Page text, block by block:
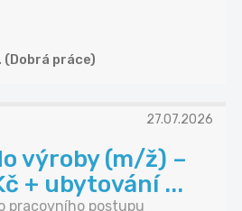
(Dobrá práce)
27.07.2026
výroby (m/ž) –
+ ubytování ...
pracovního postupu